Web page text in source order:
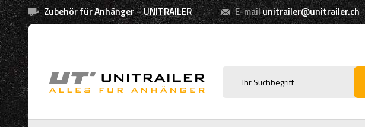
Zubehör für Anhänger – UNITRAILER E-mailunitrailer@unitrailer.ch